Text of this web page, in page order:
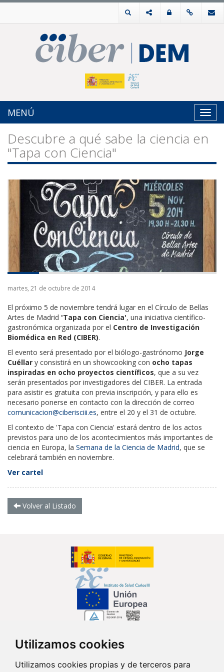
Utilizamos cookies
Utilizamos cookies propias y de terceros para
MENÚ
Descubre a qué sabe la ciencia en
"Tapa con Ciencia"
martes, 21 de octubre de 2014
El próximo 5 de noviembre tendrá lugar en el Círculo de Bellas
Artes de Madrid 'Tapa con Ciencia', una iniciativa científico-
gastronómica organizada por el Centro de Investigación
Biomédica en Red (CIBER).
El evento será presentado por el biólogo-gastrónomo Jorge
Cuéllar y consistirá en un showcooking con ocho tapas
inspiradas en ocho proyectos científicos, que a su vez
serán presentados por investigadores del CIBER. La entrada
para asistir es gratuita con previa inscripción, y para ello es
necesario ponerse en contacto con la dirección de correo
comunicacion@ciberisciii.es, entre el 20 y el 31 de octubre.
El contexto de 'Tapa con Ciencia' estará dentro de los actos
previstos para uno de los acontecimientos más importantes de
ciencia en Europa, la Semana de la Ciencia de Madrid, que se
celebrará también en noviembre.
Ver cartel
Volver al Listado
Síguenos en...